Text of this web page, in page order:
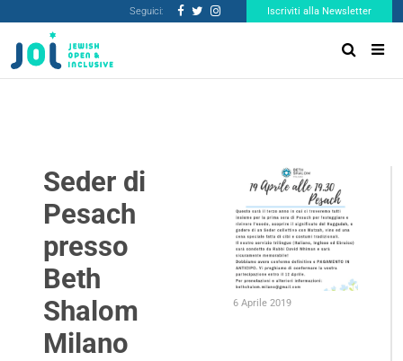
Seguici: Iscriviti alla Newsletter
Seder di
Pesach
presso
Beth
Shalom
Milano
6 Aprile 2019